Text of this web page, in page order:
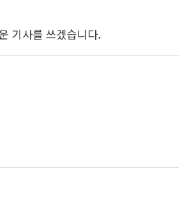
기사를 쓰겠습니다.